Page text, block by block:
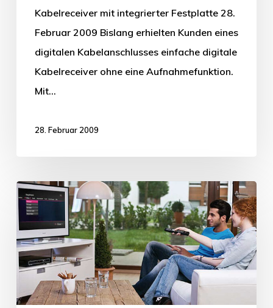
Kabelreceiver mit integrierter Festplatte 28.
Februar 2009 Bislang erhielten Kunden eines
digitalen Kabelanschlusses einfache digitale
Kabelreceiver ohne eine Aufnahmefunktion.
Mit…
28. Februar 2009